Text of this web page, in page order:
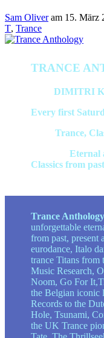
Sam Oliveram 15. März
T, Trance
TRANCE
Host:DIMITRI
Every first
Style:Trance,
Contents:Eternal
Classics from
Trance Anthology
unforgettable
from past, present
eurodance, Italo
trance Titans from
Music Research,
Noom, Go For
the Belgian iconic
Records to the
Hole, Tsunami,
the UK Trance